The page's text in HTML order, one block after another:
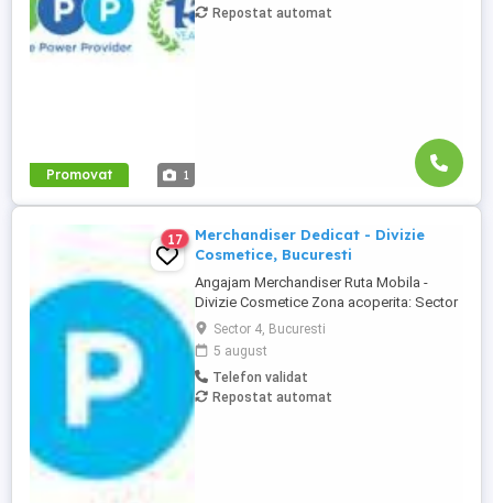
Promovat 1
Merchandiser Consultant care să
Repostat automat
17
Merchandiser Dedicat - Divizie
Cosmetice, Bucuresti
Angajam Merchandiser Ruta Mobila -
Divizie Cosmetice Zona acoperita: Sector
3 si 4 Te invitam sa te alaturi echipei
noastre de Merchandiseri Ruta Mobila,
daca: Ai minimum 6 luni experienta in
activitati de mercantizare; Iti place sa
lucrezi organizat si dinamic in retail.
Sector 4, Bucuresti
5 august
Telefon validat
Repostat automat